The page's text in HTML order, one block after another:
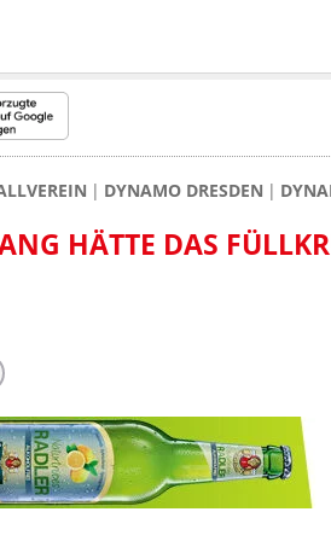
DYNAMO DRESDEN
HÄTTE DAS